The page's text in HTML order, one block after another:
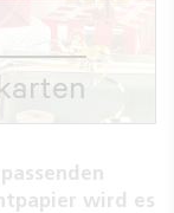
wird es